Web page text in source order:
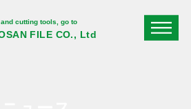
cutting tools, go to
FILE CO., Ltd